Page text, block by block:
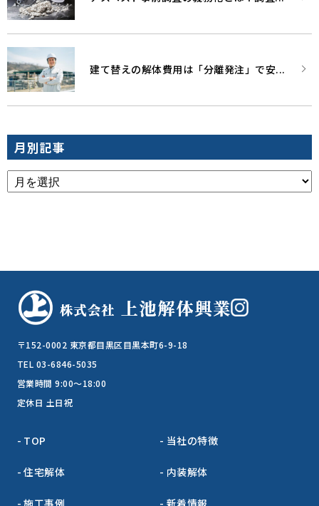
建て替えの解体費用は「分離発注」で安...
月別記事
〒152-0002 東京都目黒区目黒本町6-9-18
TEL 03-6846-5035
営業時間 9:00～18:00
定休日 土日祝
TOP 当社の特徴
住宅解体 内装解体